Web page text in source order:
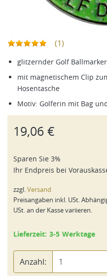
(1)
glitzernder Golf
mit magnetischem Clip
Hosentasche
Motiv: Golferin mit Bag
19,06 €
Sparen Sie 3%
Ihr Endpreis bei
zzgl.Versand
Preisangaben inkl. USt.
USt. an der Kasse variieren.
Lieferzeit: 3-5 Werktage
Anzahl: